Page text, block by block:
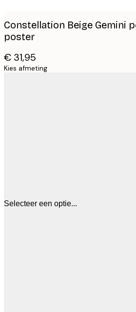
Constellation Beige Gemini
poster
€ 31,95
Kies afmeting
Selecteer een optie...